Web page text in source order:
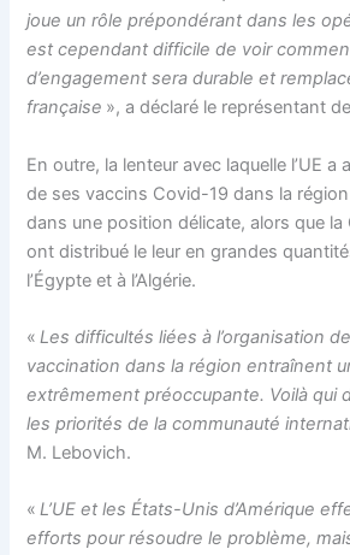
joue un rôle prépondérant dans les
est cependant difficile de voir
d’engagement sera durable et
française », a déclaré le représentant de
En outre, la lenteur avec laquelle l’UE a
de ses vaccins Covid-19 dans la
dans une position délicate, alors que la
ont distribué le leur en grandes
l’Égypte et à l’Algérie.
«Les difficultés liées à l’organisation
vaccination dans la région entraînent
extrêmement préoccupante. Voilà qui
les priorités de la communauté
M. Lebovich.
«L’UE et les États-Unis d’Amérique
efforts pour résoudre le problème,